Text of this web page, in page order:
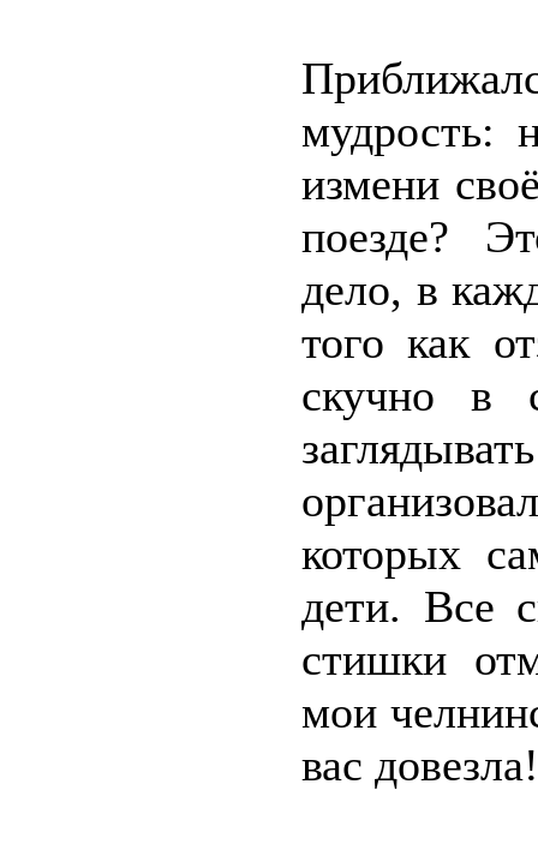
мудрость:
измени
поезде?
дело, в
того как
скучно в
которых
дети. Все
стишки
мои
вас довезла!